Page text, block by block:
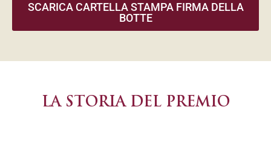
SCARICA CARTELLA STAMPA FIRMA DELLA
BOTTE
LA STORIA DEL PREMIO